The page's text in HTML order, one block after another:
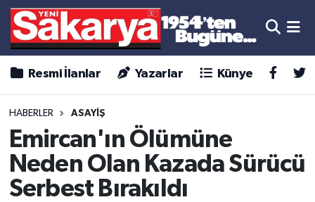
Resmi İlanlar Yazarlar Künye
HABERLER ASAYİŞ
Emircan'ın Ölümüne
Neden Olan Kazada Sürücü
Serbest Bırakıldı